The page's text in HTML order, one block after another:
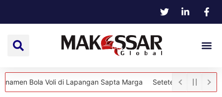
Voli di Lapangan Sapta Marga Setetes Darah, Sejuta